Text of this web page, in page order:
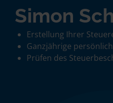
Simon
Erstellung Ihrer
Ganzjährige
Prüfen des